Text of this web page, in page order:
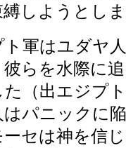
縛しようとし
ト軍はユダヤ
彼らを水際に
た（出エジプ
はパニックに
ーセは神を信